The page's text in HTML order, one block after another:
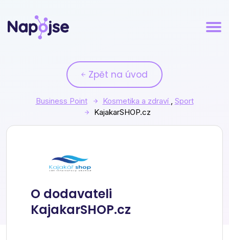
Zpět na úvod
Business Point Kosmetika a zdraví , Sport
KajakarSHOP.cz
O dodavateli
KajakarSHOP.cz